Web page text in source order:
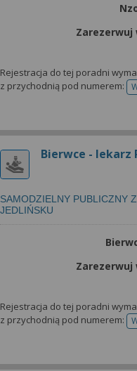
Rejestracja do tej poradni
z przychodnią pod numerem:
Bierwce - lekarz
SAMODZIELNY PUBLICZNY
JEDLIŃSKU
Rejestracja do tej poradni
z przychodnią pod numerem: